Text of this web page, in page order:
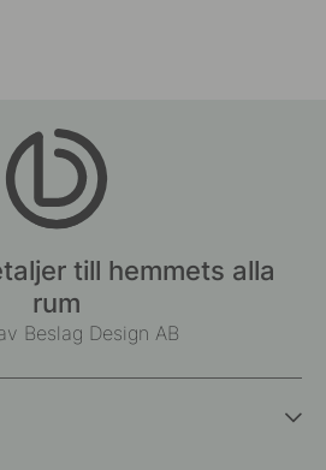
till hemmets alla
rum
Beslag Design AB